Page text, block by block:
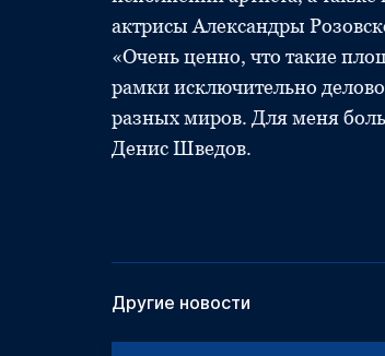
актрисы Александры
«Очень ценно, что такие
рамки исключительно
разных миров. Для меня
Денис Шведов.
Другие новости